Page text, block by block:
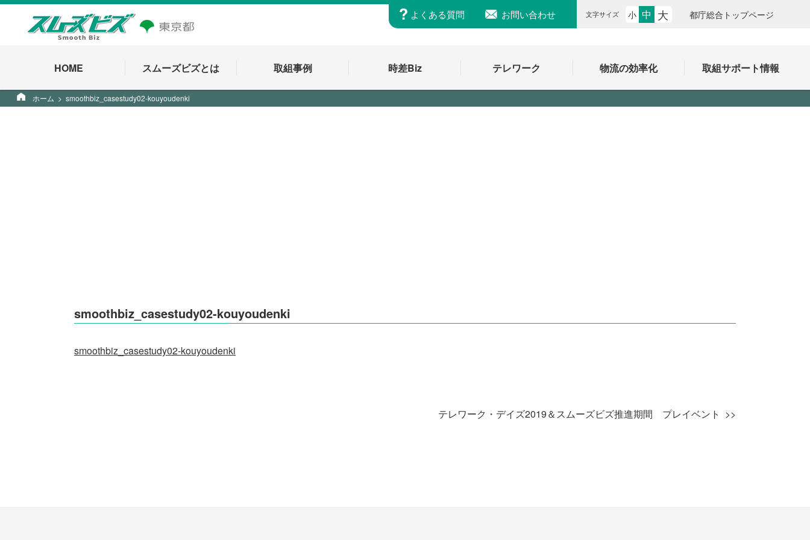
よくある質問 お問い合わせ 文字サイズ 小 中 大 都庁総合トップページ
HOME スムーズビズとは 取組事例 時差Biz テレワーク 物流の効率化 取組サポート情報
ホーム smoothbiz_casestudy02-kouyoudenki
smoothbiz_casestudy02-kouyoudenki
smoothbiz_casestudy02-kouyoudenki
テレワーク・デイズ2019＆スムーズビズ推進期間 プレイベント